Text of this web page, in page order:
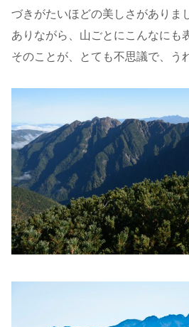
づきがたいほどの美しさがありま
ありながら、山ごとにこんなにも
そのことが、とても不思議で、う